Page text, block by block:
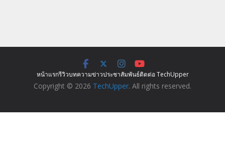
หน้าแรกรีวิวบทความข่าวประชาสัมพันธ์ติดต่อ TechUpper
Copyright © 2026 TechUpper. All rights reserved.